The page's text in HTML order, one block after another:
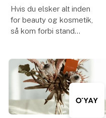
Hvis du elsker alt inden
for beauty og kosmetik,
så kom forbi stand
Med CHROMALABs nye
toningskoncentrater kan
du nemt blande en unik
farvegloss til dit